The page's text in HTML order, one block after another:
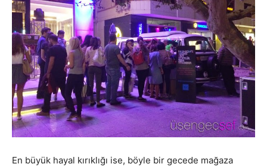
En büyük hayal kırıklığı ise, böyle bir gecede mağaza